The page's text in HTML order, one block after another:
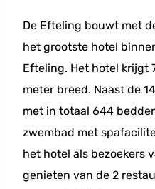
De Efteling bouwt met
het grootste hotel
Efteling. Het hotel krijgt
meter breed. Naast de
met in totaal 644
zwembad met
het hotel als bezoekers
genieten van de 2